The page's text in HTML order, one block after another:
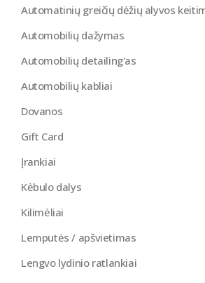
Automatinių greičių dėžių alyvos
Automobilių dažymas
Automobilių detailing'as
Automobilių kabliai
Dovanos
Gift Card
Įrankiai
Kėbulo dalys
Kilimėliai
Lemputės / apšvietimas
Lengvo lydinio ratlankiai